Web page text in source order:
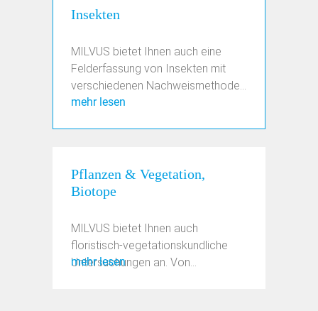
Insekten
MILVUS bietet Ihnen auch eine
Felderfassung von Insekten mit
verschiedenen Nachweismethoden
an. ...
mehr lesen
Pflanzen & Vegetation,
Biotope
MILVUS bietet Ihnen auch
floristisch-vegetationskundliche
Untersuchungen an. Von
mehr lesen